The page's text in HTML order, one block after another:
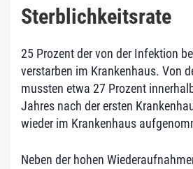
Sterblichkeitsrate
25 Prozent der von der Infektion
verstarben im Krankenhaus. Von
mussten etwa 27 Prozent
Jahres nach der ersten
wieder im Krankenhaus
Neben der hohen